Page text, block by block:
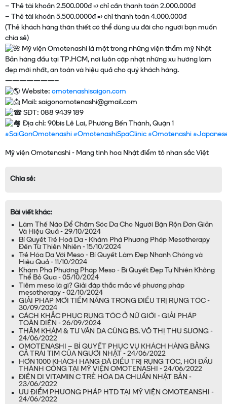
– Thẻ tài khoản 2.500.000đ => chỉ cần thanh toán 2.000.000đ
– Thẻ tài khoản 5.500.0000đ => chỉ thanh toán 4.000.000đ
(Thẻ khách hàng thân thiết có thể dùng ưu đãi cho người bạn muốn
chia sẻ)
Mỹ viện Omotenashi là một trong những viện thẩm mỹ Nhật
Bản hàng đầu tại TP.HCM, nơi luôn cập nhật những xu hướng làm
đẹp mới nhất, an toàn và hiệu quả cho quý khách hàng.
———————–
Website: omotenashisaigon.com
Mail: saigonomotenashi@gmail.com
SĐT: 088 9439 189
Địa chỉ: 90bis Lê Lai, Phường Bến Thành, Quận 1
#SaiGonOmotenashi #OmotenashiSpaClinic #Omotenashi
Chia sẻ:
Bài viết khác:
Làm Thế Nào Để Chăm Sóc Da Cho Người Bận Rộn Đơn Giản
Và Hiệu Quả - 29/10/2024
Bí Quyết Trẻ Hoá Da - Khám Phá Phương Pháp Mesotherapy
Đến Từ Thiên Nhiên - 15/10/2024
Trẻ Hóa Da Với Meso - Bí Quyết Làm Đẹp Nhanh Chóng và
Hiệu Quả - 11/10/2024
Khám Phá Phương Pháp Meso - Bí Quyết Đẹp Tự Nhiên Không
Thể Bỏ Qua - 05/10/2024
Tiêm meso là gì? Giải đáp thắc mắc về phương pháp
mesotherapy - 02/10/2024
GIẢI PHÁP MỚI TIỀM NĂNG TRONG ĐIỀU TRỊ RỤNG TÓC -
30/09/2024
CÁCH KHẮC PHỤC RỤNG TÓC Ở NỮ GIỚI - GIẢI PHÁP
TOÀN DIỆN - 26/09/2024
THĂM KHÁM & TƯ VẤN DA CÙNG BS. VÕ THỊ THU SƯƠNG -
24/06/2022
OMOTENASHI – BÍ QUYẾT PHỤC VỤ KHÁCH HÀNG BẰNG
CẢ TRÁI TIM CỦA NGƯỜI NHẬT - 24/06/2022
HƠN 1000 KHÁCH HÀNG ĐÃ ĐIỀU TRỊ RỤNG TÓC, HÓI ĐẦU
THÀNH CÔNG TẠI MỸ VIỆN OMOTENASHI - 24/06/2022
ĐIỆN DI VITAMIN C TRẺ HÓA DA CHUẨN NHẬT BẢN -
23/06/2022
ƯU ĐIỂM PHƯƠNG PHÁP HTD TẠI MỸ VIỆN OMOTEANSHI -
24/06/2022